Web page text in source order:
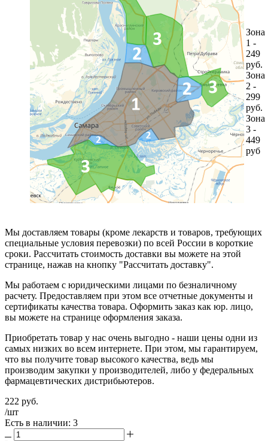
Зона
1 -
249
руб.
Зона
2 -
299
руб.
Зона
3 -
449
руб
Мы доставляем товары (кроме лекарств и товаров, требующих
специальные условия перевозки) по всей России в короткие
сроки. Рассчитать стоимость доставки вы можете на этой
странице, нажав на кнопку "Рассчитать доставку".
Мы работаем с юридическими лицами по безналичному
расчету. Предоставляем при этом все отчетные документы и
сертификаты качества товара. Оформить заказ как юр. лицо,
вы можете на странице оформления заказа.
Приобретать товар у нас очень выгодно - наши цены одни из
самых низких во всем интернете. При этом, мы гарантируем,
что вы получите товар высокого качества, ведь мы
производим закупки у производителей, либо у федеральных
фармацевтических дистрибьютеров.
222 руб.
/шт
Есть в наличии: 3